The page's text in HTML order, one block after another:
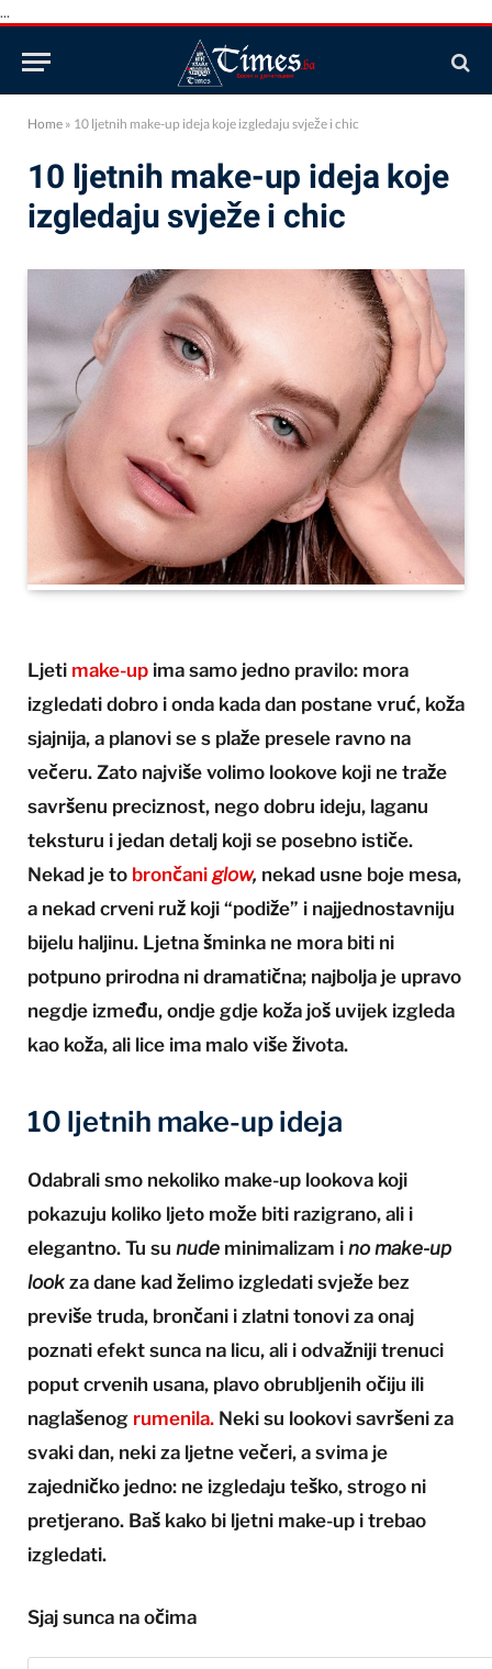
...
Home » 10 ljetnih make-up ideja koje izgledaju svježe i chic
10 ljetnih make-up ideja koje
izgledaju svježe i chic
Ljeti make-up ima samo jedno pravilo: mora
izgledati dobro i onda kada dan postane vruć, koža
sjajnija, a planovi se s plaže presele ravno na
večeru. Zato najviše volimo lookove koji ne traže
savršenu preciznost, nego dobru ideju, laganu
teksturu i jedan detalj koji se posebno ističe.
Nekad je to brončaniglow, nekad usne boje mesa,
a nekad crveni ruž koji “podiže” i najjednostavniju
bijelu haljinu. Ljetna šminka ne mora biti ni
potpuno prirodna ni dramatična; najbolja je upravo
negdje između, ondje gdje koža još uvijek izgleda
kao koža, ali lice ima malo više života.
10 ljetnih make-up ideja
Odabrali smo nekoliko make-up lookova koji
pokazuju koliko ljeto može biti razigrano, ali i
elegantno. Tu su nude minimalizam i no make-up
look za dane kad želimo izgledati svježe bez
previše truda, brončani i zlatni tonovi za onaj
poznati efekt sunca na licu, ali i odvažniji trenuci
poput crvenih usana, plavo obrubljenih očiju ili
naglašenog rumenila. Neki su lookovi savršeni za
svaki dan, neki za ljetne večeri, a svima je
zajedničko jedno: ne izgledaju teško, strogo ni
pretjerano. Baš kako bi ljetni make-up i trebao
izgledati.
Sjaj sunca na očima